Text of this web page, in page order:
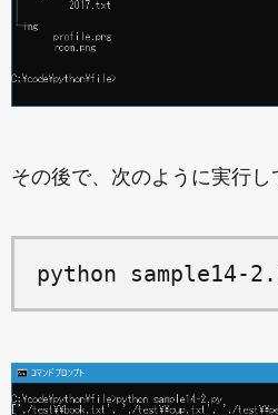
その後で、次のように実行し
python sample14-